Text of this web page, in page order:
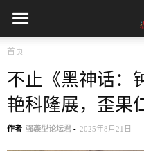
首页
不止《黑神话：
艳科隆展，歪果
作者 强袭型论坛君 - 2025年8月21日